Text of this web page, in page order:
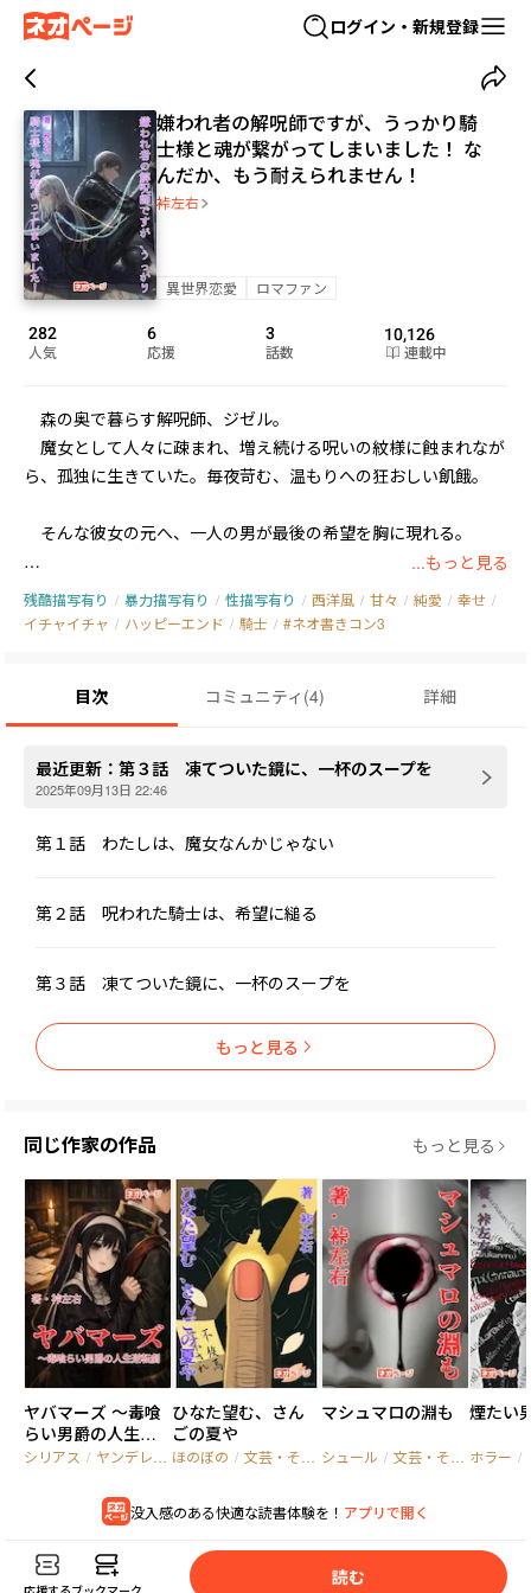
ログイン・新規登録
嫌われ者の解呪師ですが、うっかり騎
士様と魂が繋がってしまいました！ な
んだか、もう耐えられません！
裃左右
異世界恋愛 ロマファン
282
人気
6
応援
3
話数
10,126
連載中
森の奥で暮らす解呪師、ジゼル。
魔女として人々に疎まれ、増え続ける呪いの紋様に蝕まれなが
ら、孤独に生きていた。毎夜苛む、温もりへの狂おしい飢餓。
そんな彼女の元へ、一人の男が最後の希望を胸に現れる。
王国最強の騎士、アルブレヒト・グレイヴン。
魔王討伐により受けた、触れたものの生命力を奪う死の呪い。
「この苦しみを終わらせてあげたい。だって、初めて会った気が
しないから」
互いの孤独に共鳴した、二つの魂。
う、離れられない関係を余儀なくされてしまって……っ！？
「――抱きしめられるなら、あなたがいい」
もうっ！　なんだか、もう耐えられませんっ！
タジー！
...もっと見る
残酷描写有り / 暴力描写有り / 性描写有り / 西洋風 / 甘々 / 純愛 / 幸せ /
イチャイチャ / ハッピーエンド / 騎士 / #ネオ書きコン3
目次 コミュニティ (4) 詳細
最近更新： 第３話 凍てついた鏡に、一杯のスープを
2025年09月13日 22:46
第１話 わたしは、魔女なんかじゃない
第２話 呪われた騎士は、希望に縋る
第３話 凍てついた鏡に、一杯のスープを
もっと見る
同じ作家の作品 もっと見る
ヤバマーズ ～毒喰
らい男爵の人生逆
転劇～
シリアス / ヤンデレ / 成り上がり
ひなた望む、さん
ごの夏や
ほのぼの / 文芸・その他 / 一般文芸
マシュマロの淵も
シュール / 文芸・その他 / 純文
煙たい
ホラー /
没入感のある快適な読書体験を！ アプリで開く
読む